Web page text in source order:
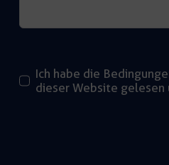
Ich habe die
dieser Website gelesen